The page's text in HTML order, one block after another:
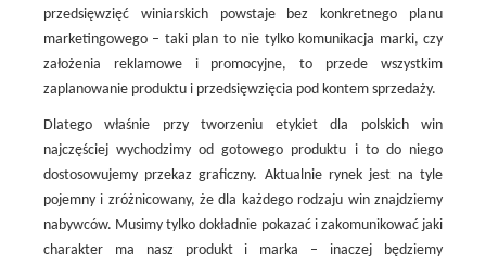
przedsięwzięć winiarskich powstaje bez konkretnego planu
marketingowego – taki plan to nie tylko komunikacja marki, czy
założenia reklamowe i promocyjne, to przede wszystkim
zaplanowanie produktu i przedsięwzięcia pod kontem sprzedaży.
Dlatego właśnie przy tworzeniu etykiet dla polskich win
najczęściej wychodzimy od gotowego produktu i to do niego
dostosowujemy przekaz graficzny. Aktualnie rynek jest na tyle
pojemny i zróżnicowany, że dla każdego rodzaju win znajdziemy
nabywców. Musimy tylko dokładnie pokazać i zakomunikować jaki
charakter ma nasz produkt i marka – inaczej będziemy